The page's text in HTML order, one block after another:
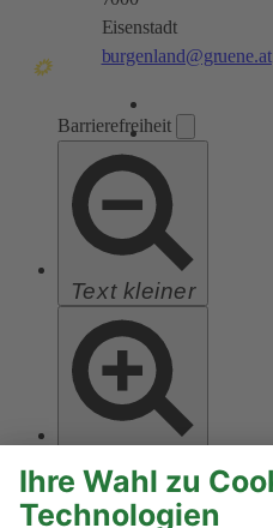
Barrierefreiheit
Text kleiner
Eisenstadt
burgenland@gruene.at